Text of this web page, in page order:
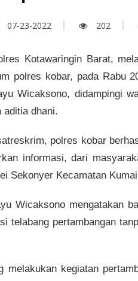
07-23-2022 202
Kotawaringin Barat,
polres kobar, pada Rabu
Wicaksono, didampingi
dhani.
polres kobar
informasi, dari
Sekonyer Kecamatan
Wicaksono mengatakan
telabang pertambangan
melakukan kegiatan